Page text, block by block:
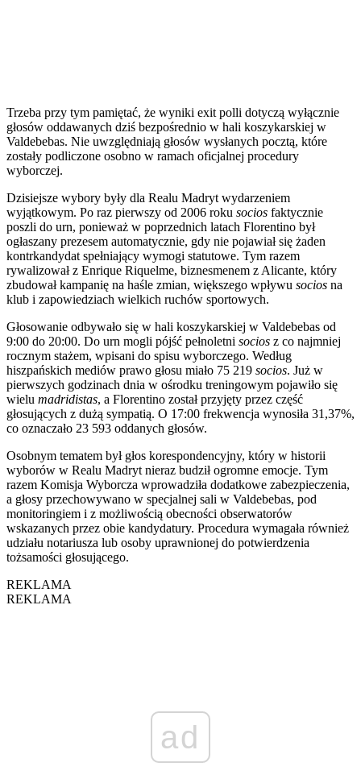
Trzeba przy tym pamiętać, że wyniki exit polli dotyczą wyłącznie
głosów oddawanych dziś bezpośrednio w hali koszykarskiej w
Valdebebas. Nie uwzględniają głosów wysłanych pocztą, które
zostały podliczone osobno w ramach oficjalnej procedury
wyborczej.
Dzisiejsze wybory były dla Realu Madryt wydarzeniem
wyjątkowym. Po raz pierwszy od 2006 roku socios faktycznie
poszli do urn, ponieważ w poprzednich latach Florentino był
ogłaszany prezesem automatycznie, gdy nie pojawiał się żaden
kontrkandydat spełniający wymogi statutowe. Tym razem
rywalizował z Enrique Riquelme, biznesmenem z Alicante, który
zbudował kampanię na haśle zmian, większego wpływu socios na
klub i zapowiedziach wielkich ruchów sportowych.
Głosowanie odbywało się w hali koszykarskiej w Valdebebas od
9:00 do 20:00. Do urn mogli pójść pełnoletni socios z co najmniej
rocznym stażem, wpisani do spisu wyborczego. Według
hiszpańskich mediów prawo głosu miało 75 219 socios. Już w
pierwszych godzinach dnia w ośrodku treningowym pojawiło się
wielu madridistas, a Florentino został przyjęty przez część
głosujących z dużą sympatią. O 17:00 frekwencja wynosiła 31,37%,
co oznaczało 23 593 oddanych głosów.
Osobnym tematem był głos korespondencyjny, który w historii
wyborów w Realu Madryt nieraz budził ogromne emocje. Tym
razem Komisja Wyborcza wprowadziła dodatkowe zabezpieczenia,
a głosy przechowywano w specjalnej sali w Valdebebas, pod
monitoringiem i z możliwością obecności obserwatorów
wskazanych przez obie kandydatury. Procedura wymagała również
udziału notariusza lub osoby uprawnionej do potwierdzenia
tożsamości głosującego.
REKLAMA
REKLAMA
ad